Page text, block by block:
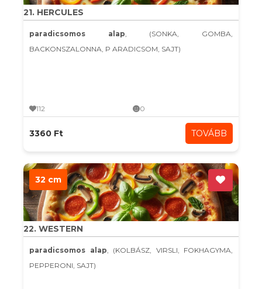
21. HERCULES
paradicsomos alap, (SONKA, GOMBA,
BACKONSZALONNA, P ARADICSOM, SAJT)
112 0
3360 Ft TOVÁBB
32 cm
22. WESTERN
paradicsomos alap, (KOLBÁSZ, VIRSLI, FOKHAGYMA,
PEPPERONI, SAJT)